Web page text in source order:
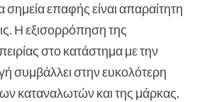
σημεία επαφής είναι απαραίτητη
Η εξισορρόπηση της
στο κατάστημα με την
συμβάλλει στην ευκολότερη
καταναλωτών και της μάρκας.